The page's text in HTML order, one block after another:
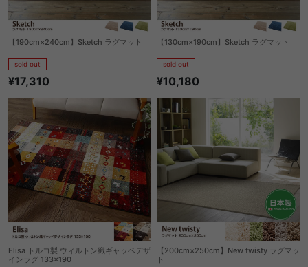
【190cm×240cm】Sketch ラグマット
sold out
¥17,310
【130cm×190cm】Sketch ラグマット
sold out
¥10,180
Elisa トルコ製 ウィルトン織ギャッベデザ
インラグ 133×190
【200cm×250cm】New twisty ラグマッ
ト